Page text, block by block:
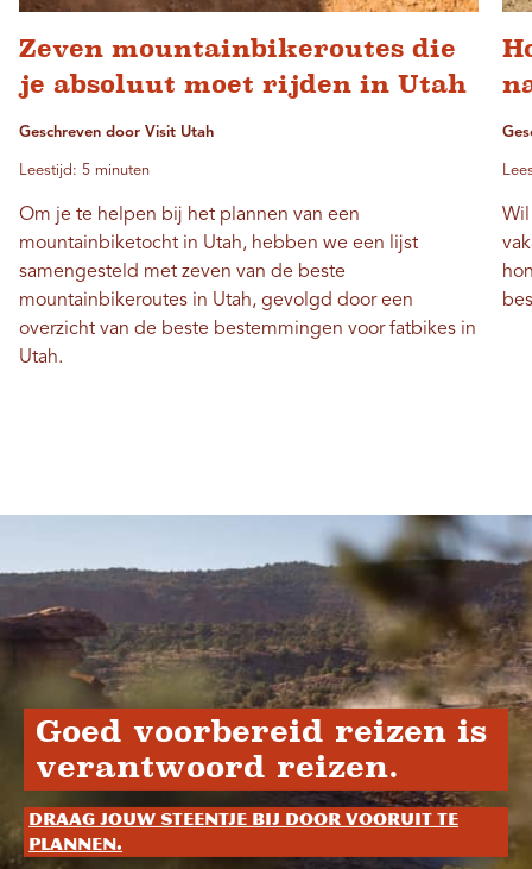
Zeven mountainbikeroutes die
je absoluut moet rijden in Utah
Geschreven door Visit Utah
Leestijd: 5 minuten
Om je te helpen bij het plannen van een
mountainbiketocht in Utah, hebben we een lijst
samengesteld met zeven van de beste
mountainbikeroutes in Utah, gevolgd door een
overzicht van de beste bestemmingen voor fatbikes in
Utah.
Goed voorbereid reizen is
verantwoord reizen.
Draag jouw steentje bij door vooruit te
plannen.